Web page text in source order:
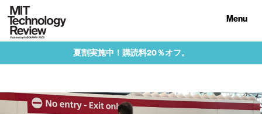
Menu
夏割実施中！購読料20％オフ。